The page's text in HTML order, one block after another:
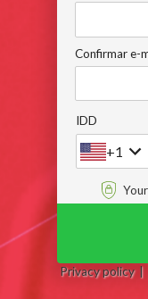
Confirmar e-
IDD
+1
Privacy policy